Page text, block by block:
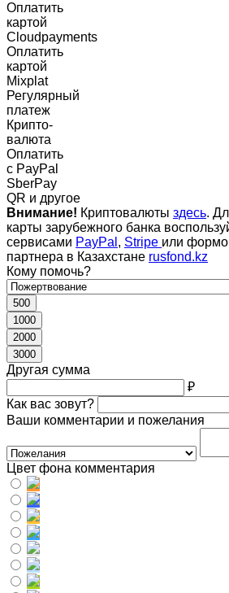
Оплатить
картой
Cloudpayments
Оплатить
картой
Mixplat
Регулярный
платеж
Крипто-
валюта
Оплатить
c PayPal
SberPay
QR и другое
Внимание! Криптовалюты здесь.
карты зарубежного банка
сервисами PayPal , Stripe или
партнера в Казахстане rusfond.kz
Кому помочь?
500
1000
2000
3000
Другая сумма
₽
Как вас зовут?
Ваши комментарии и пожелания
Цвет фона комментария